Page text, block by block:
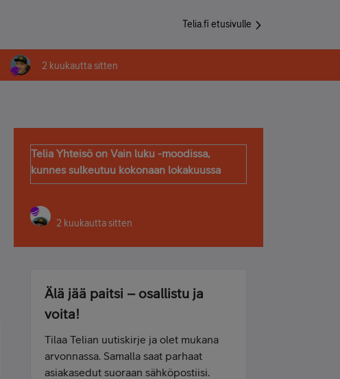
Telia.fi etusivulle
2 kuukautta sitten
Telia Yhteisö on Vain luku -moodissa,
kunnes sulkeutuu kokonaan lokakuussa
2 kuukautta sitten
Älä jää paitsi – osallistu ja
voita!
Tilaa Telian uutiskirje ja olet mukana
arvonnassa. Samalla saat parhaat
asiakasedut suoraan sähköpostiisi.